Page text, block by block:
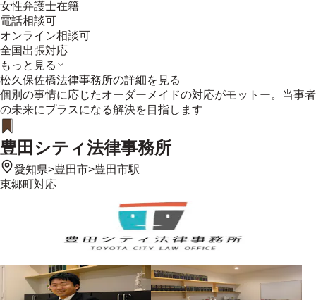
女性弁護士在籍
電話相談可
オンライン相談可
全国出張対応
もっと見る
松久保佐橋法律事務所の詳細を見る
個別の事情に応じたオーダーメイドの対応がモットー。当事者
の未来にプラスになる解決を目指します
豊田シティ法律事務所
愛知県>豊田市>豊田市駅
東郷町対応